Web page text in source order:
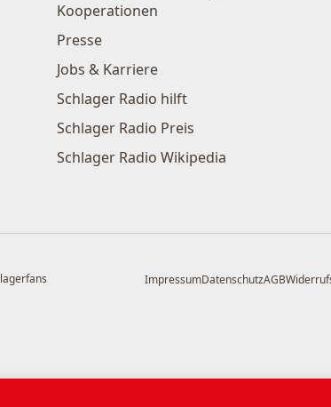
Kooperationen
Presse
Jobs & Karriere
Schlager Radio hilft
Schlager Radio Preis
Schlager Radio Wikipedia
ImpressumDatenschutzAGB